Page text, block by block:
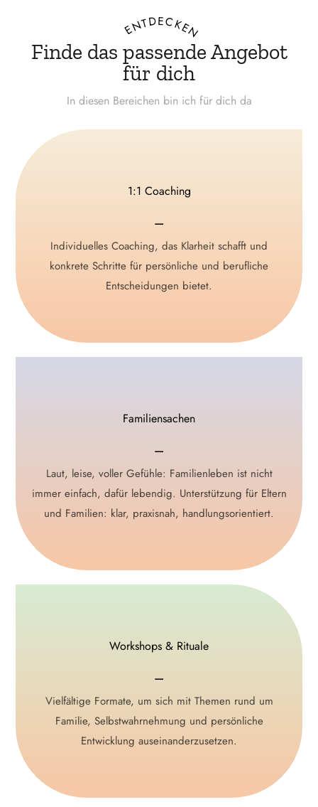
ENTDECKEN
Finde das passende Angebot
für dich
In diesen Bereichen bin ich für dich da
1:1 Coaching
⚊
Individuelles Coaching, das Klarheit schafft und
konkrete Schritte für persönliche und berufliche
Entscheidungen bietet.
zur Prävention von Überlastung oder Burnout.
>> mehr...
Familiensachen
⚊
Laut, leise, voller Gefühle: Familienleben ist nicht
immer einfach, dafür lebendig. Unterstützung für Eltern
und Familien: klar, praxisnah, handlungsorientiert.
⚊
Eltern-Kind-Kurse, systemische Familienberatung und
Elternkompass-Pakete – alles, um Familienalltag,
Erziehung und Bindung aktiv zu gestalten.
Workshops & Rituale
⚊
Vielfältige Formate, um sich mit Themen rund um
Familie, Selbstwahrnehmung und persönliche
Entwicklung auseinanderzusetzen.
wechselnden Themen.